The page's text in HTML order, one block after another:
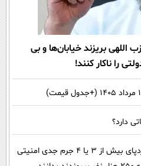
۵۰ هزار حزب اللهی بریزند خیابان‌ها و بی
را ناکار کنند!
گفته‌های یک روحانی تندرو و ردپای بیش از ۳ یا ۴ جرم جدی امنیتی